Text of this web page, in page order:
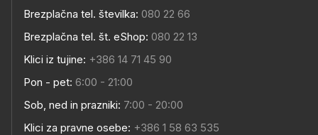
Brezplačna tel. številka: 080 22 66
Brezplačna tel. št. eShop: 080 22 13
Klici iz tujine: +386 14 71 45 90
Pon - pet: 6:00 - 21:00
Sob, ned in prazniki: 7:00 - 20:00
Klici za pravne osebe: +386 1 58 63 535